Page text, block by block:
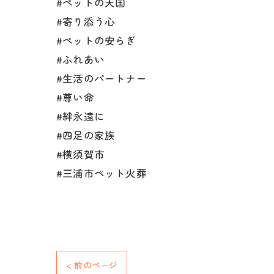
#寄り添う心
#ペットの安らぎ
#ふれあい
#生活のパートナー
#尊い命
#絆永遠に
#四足の家族
#横須賀市
#三浦市ペット火葬
< 前のページ